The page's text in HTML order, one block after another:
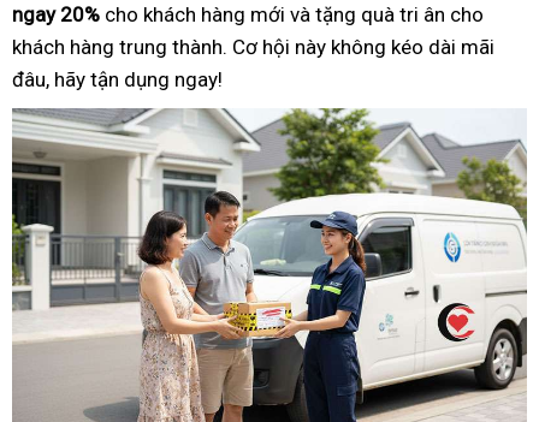
ngay 20% cho khách hàng mới và tặng quà tri ân cho
khách hàng trung thành. Cơ hội này không kéo dài mãi
đâu, hãy tận dụng ngay!